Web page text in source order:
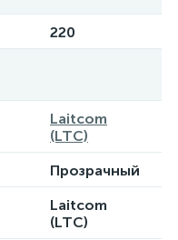
220
Laitcom
(LTC)
Прозрачный
Laitcom
(LTC)